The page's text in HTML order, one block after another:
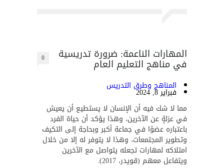
المهارات الناعمة: ضرورة تدريسية
في مناهج التعليم العام 0
المناهج وطرق التدريس
فبراير 8, 2024
مما لا شك فيه أن الإنسان لا يستطيع أن يعيش
في عزلةٍ عن الآخرين، وهذا يؤكد أن حياة الفرد
باعتباره عضوًا في جماعة أكبر وبحاجة إلى التكيف
وتطوير المجتمعات، وهذا لا يتوفر له إلا من خلال
امتلاكه لمهارات تجعله يتواصل مع الآخرين
ويتفاعل معهم (قويدر، 2017).